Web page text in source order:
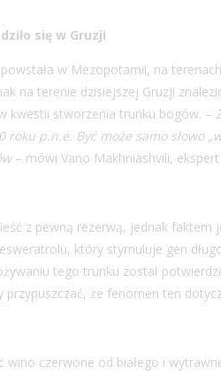
się w Gruzji
w Mezopotamii, na
na terenie dzisiejszej Gruzji
kwestii stworzenia trunku bogów. –
p.n.e. Być może samo słowo
– mówi Vano Makhniashvili,
z pewną rezerwą, jednak
który stymuluje gen
tego trunku został
że fenomen ten
czerwone od białego i